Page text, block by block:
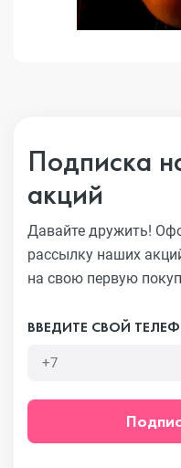
Подписка
акций
Давайте дружить!
рассылку наших
на свою первую
ВВЕДИТЕ СВОЙ